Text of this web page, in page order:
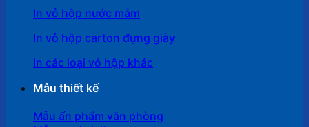
In vỏ hộp nước mắm
In vỏ hộp carton đựng giày
In các loại vỏ hộp khác
Mẫu thiết kế
Mẫu ấn phẩm văn phòng